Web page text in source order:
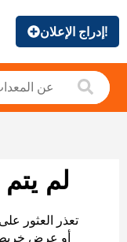
إدراج الإعلان!
لم
تعذر العثور